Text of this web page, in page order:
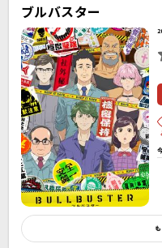
ブルバスター